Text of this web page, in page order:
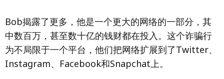
Bob揭露了更多，他是一个更大的网络的一部分，其
中数百万，甚至数十亿的钱财都在投入。这个诈骗行
为不局限于一个平台，他们把网络扩展到了Twitter、
Instagram、Facebook和Snapchat上。